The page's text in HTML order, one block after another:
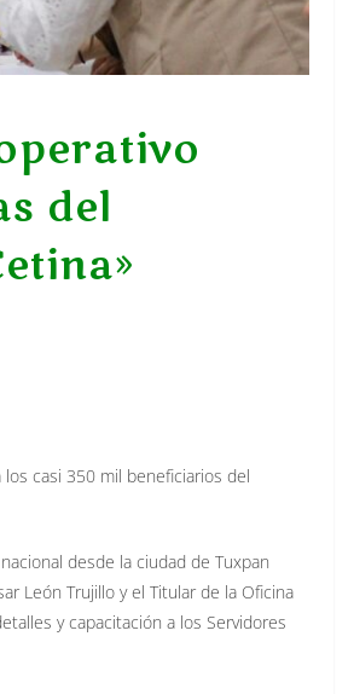
del
casi 350 mil beneficiarios del
desde la ciudad de Tuxpan
León Trujillo y el Titular de la Oficina
y capacitación a los Servidores